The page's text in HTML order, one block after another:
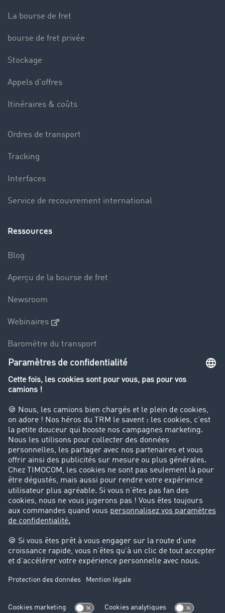
La bourse de fret
bourse de fret privée
Stockage
Appels d’offres
Itinéraires & coûts
Ordres de transport
Tracking
Interfaces
Service de recouvrement international
Ressources
Blog
Aperçu de la bourse de fret
Newsroom
Webinaires
Baromètre du transport
Le dictionnaire du transport
Interdiction de circulation des poids lourds
Entreprise
Parrainage clients
Success Stories
Cadre légal
Mentions légales
Protection des données
Cookie-Einstellungen
Support